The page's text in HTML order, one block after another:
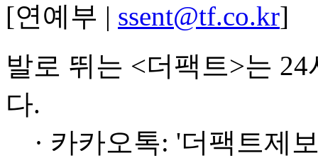
[연예부 | ssent@tf.co.kr]
발로 뛰는 <더팩트>는
다.
· 카카오톡: '더팩트제